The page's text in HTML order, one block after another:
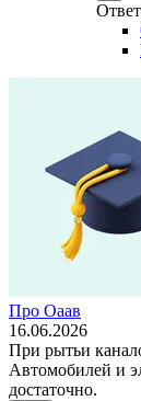
Про Оаав
16.06.2026
При рытьи
Автомобилей и
достаточно.